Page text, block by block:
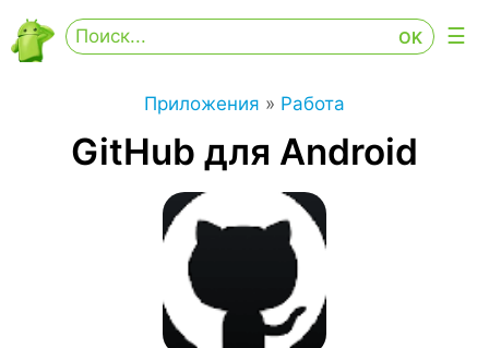
Приложения » Работа
GitHub для Android